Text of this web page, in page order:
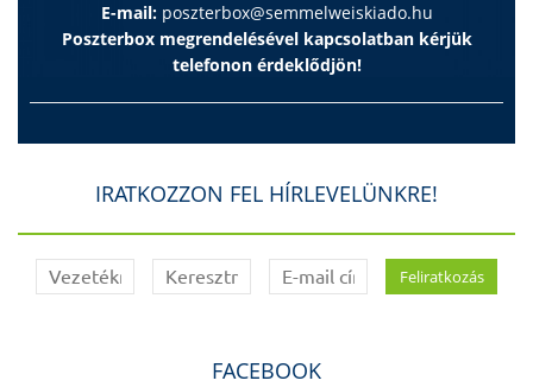
E-mail: poszterbox@semmelweiskiado.hu
Poszterbox megrendelésével kapcsolatban kérjük
telefonon érdeklődjön!
IRATKOZZON FEL HÍRLEVELÜNKRE!
FACEBOOK